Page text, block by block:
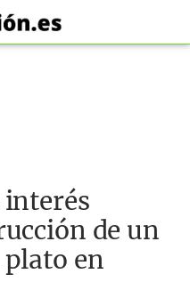
interés
de un
en